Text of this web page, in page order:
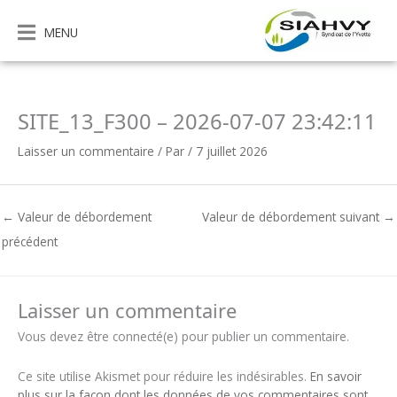
contenu
MENU
SITE_13_F300 – 2026-07-07 23:42:11
Laisser un commentaire / Par / 7 juillet 2026
← Valeur de débordement
précédent
Valeur de débordement suivant →
Laisser un commentaire
Vous devez être connecté(e) pour publier un commentaire.
Ce site utilise Akismet pour réduire les indésirables. En savoir